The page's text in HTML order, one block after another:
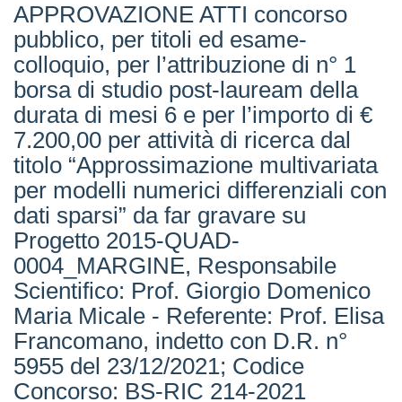
APPROVAZIONE ATTI concorso
pubblico, per titoli ed esame-
colloquio, per l’attribuzione di n° 1
borsa di studio post-lauream della
durata di mesi 6 e per l’importo di €
7.200,00 per attività di ricerca dal
titolo “Approssimazione multivariata
per modelli numerici differenziali con
dati sparsi” da far gravare su
Progetto 2015-QUAD-
0004_MARGINE, Responsabile
Scientifico: Prof. Giorgio Domenico
Maria Micale - Referente: Prof. Elisa
Francomano, indetto con D.R. n°
5955 del 23/12/2021; Codice
Concorso: BS-RIC 214-2021